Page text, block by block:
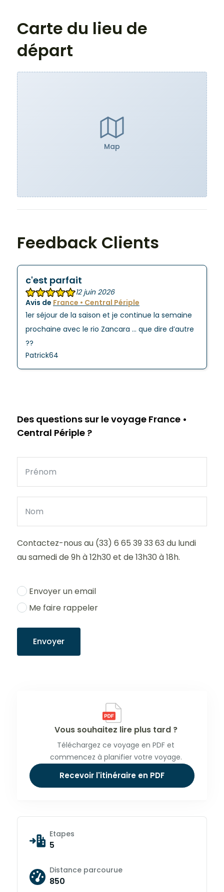
Carte du lieu de
départ
Map
Feedback Clients
c'est parfait
12 juin 2026
Avis de France • Central Périple
1er séjour de la saison et je continue la semaine
prochaine avec le rio Zancara … que dire d’autre
??
Patrick64
Des questions sur le voyage France •
Central Périple ?
Contactez-nous au (33) 6 65 39 33 63 du lundi
au samedi de 9h à 12h30 et de 13h30 à 18h.
Envoyer un email
Me faire rappeler
Envoyer
Vous souhaitez lire plus tard ?
Téléchargez ce voyage en PDF et
commencez à planifier votre voyage.
Recevoir l'itinéraire en PDF
Etapes
5
Distance parcourue
850